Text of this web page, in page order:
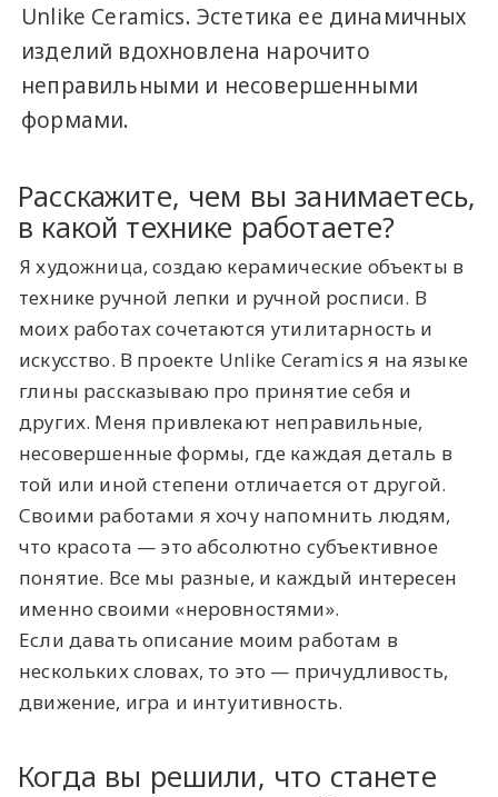
Unlike Ceramics. Эстетика ее динамичных
изделий вдохновлена нарочито
неправильными и несовершенными
формами.
Расскажите, чем вы занимаетесь,
в какой технике работаете?
Я художница, создаю керамические объекты в
технике ручной лепки и ручной росписи. В
моих работах сочетаются утилитарность и
искусство. В проекте Unlike Ceramics я на языке
глины рассказываю про принятие себя и
других. Меня привлекают неправильные,
несовершенные формы, где каждая деталь в
той или иной степени отличается от другой.
Своими работами я хочу напомнить людям,
что красота — это абсолютно субъективное
понятие. Все мы разные, и каждый интересен
именно своими «неровностями».
Если давать описание моим работам в
нескольких словах, то это — причудливость,
движение, игра и интуитивность.
Когда вы решили, что станете